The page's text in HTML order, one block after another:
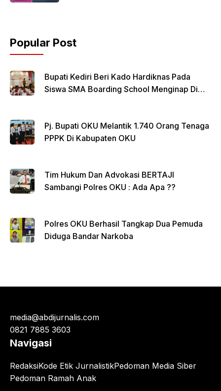
Popular Post
Bupati Kediri Beri Kado Hardiknas Pada
Siswa SMA Boarding School Menginap Di
Pj. Bupati OKU Melantik 1.740 Orang Tenaga
PPPK Di Kabupaten OKU
Tim Hukum Dan Advokasi BERTAJI
Sambangi Polres OKU : Ada Apa ??
Polres OKU Berhasil Tangkap Dua Pemuda
Diduga Bandar Narkoba
media@abdijurnalis.com
0821 7885 3603
Navigasi
RedaksiKode Etik JurnalistikPedoman Media Siber
Pedoman Ramah Anak